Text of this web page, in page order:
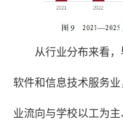
从行业分布来看，
软件和信息技术服务
业流向与学校以工为